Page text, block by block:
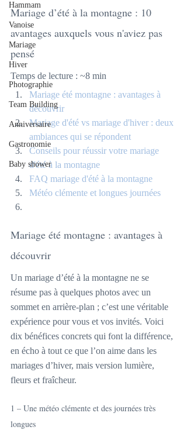
Hammam
Vanoise
Mariage
Hiver
Photographie
Team Building
Anniversaire
Gastronomie
Baby shower
Mariage d’été à la montagne : 10
avantages auxquels vous n'aviez pas
pensé
Temps de lecture : ~8 min
Mariage été montagne : avantages à
découvrir
Mariage d'été vs mariage d'hiver : deux
ambiances qui se répondent
Conseils pour réussir votre mariage
d'été à la montagne
FAQ mariage d'été à la montagne
Météo clémente et longues journées
Mariage été montagne : avantages à
découvrir
Un mariage d’été à la montagne ne se
résume pas à quelques photos avec un
sommet en arrière-plan ; c’est une véritable
expérience pour vous et vos invités. Voici
dix bénéfices concrets qui font la différence,
en écho à tout ce que l’on aime dans les
mariages d’hiver, mais version lumière,
fleurs et fraîcheur.
1 – Une météo clémente et des journées très
longues